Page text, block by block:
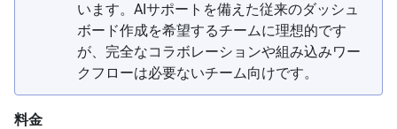
います。AIサポートを備えた従来のダッシュ
ボード作成を希望するチームに理想的です
が、完全なコラボレーションや組み込みワー
クフローは必要ないチーム向けです。
料金